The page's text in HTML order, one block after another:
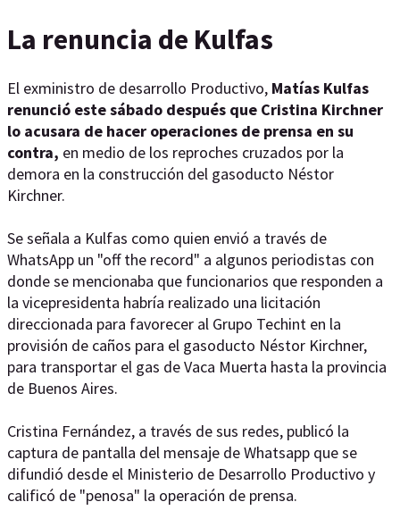
La renuncia de Kulfas
El exministro de desarrollo Productivo, Matías Kulfas
renunció este sábado después que Cristina Kirchner
lo acusara de hacer operaciones de prensa en su
contra, en medio de los reproches cruzados por la
demora en la construcción del gasoducto Néstor
Kirchner.
Se señala a Kulfas como quien envió a través de
WhatsApp un "off the record" a algunos periodistas con
donde se mencionaba que funcionarios que responden a
la vicepresidenta habría realizado una licitación
direccionada para favorecer al Grupo Techint en la
provisión de caños para el gasoducto Néstor Kirchner,
para transportar el gas de Vaca Muerta hasta la provincia
de Buenos Aires.
Cristina Fernández, a través de sus redes, publicó la
captura de pantalla del mensaje de Whatsapp que se
difundió desde el Ministerio de Desarrollo Productivo y
calificó de "penosa" la operación de prensa.